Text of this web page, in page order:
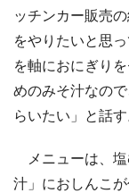
ッチンカー販売
をやりたいと思
を軸におにぎり
めのみそ汁なの
らいたい」と話す
メニューは、塩
汁」におしんこ